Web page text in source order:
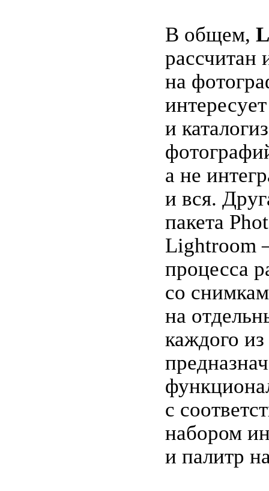
В общем,
рассчитан
на
и
а не
и вся.
пакета
Lightroom
процесса
со
на
каждого
с
набором
и палитр